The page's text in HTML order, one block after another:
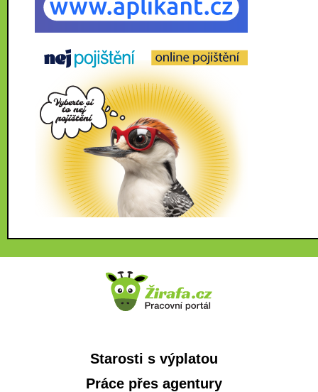
Starosti s výplatou
Práce přes agentury